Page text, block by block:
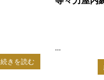
続きを読む
...